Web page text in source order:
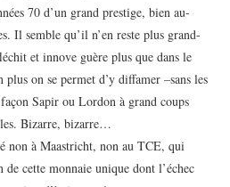
70 d’un grand prestige, bien au-
Il semble qu’il n’en reste plus grand-
et innove guère plus que dans le
on se permet d’y diffamer –sans les
Sapir ou Lordon à grand coups
Bizarre, bizarre…
non à Maastricht, non au TCE, qui
de cette monnaie unique dont l’échec